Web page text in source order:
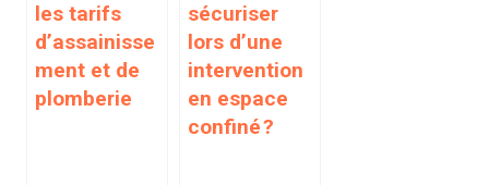
les tarifs
d’assainisse
ment et de
plomberie
sécuriser
lors d’une
intervention
en espace
confiné ?